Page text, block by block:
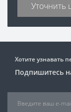
Уточнить
Хотите узнавать
Подпишитесь